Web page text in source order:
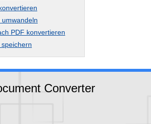
umwandeln
PDF konvertieren
Converter